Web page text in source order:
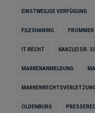
EINSTWEILIGE VERFÜGUNG
FILESHARING FROMMER
IT RECHT KANZLEI DR.
MARKENANMELDUNG
MARKENRECHTSVERLETZUNG
OLDENBURG